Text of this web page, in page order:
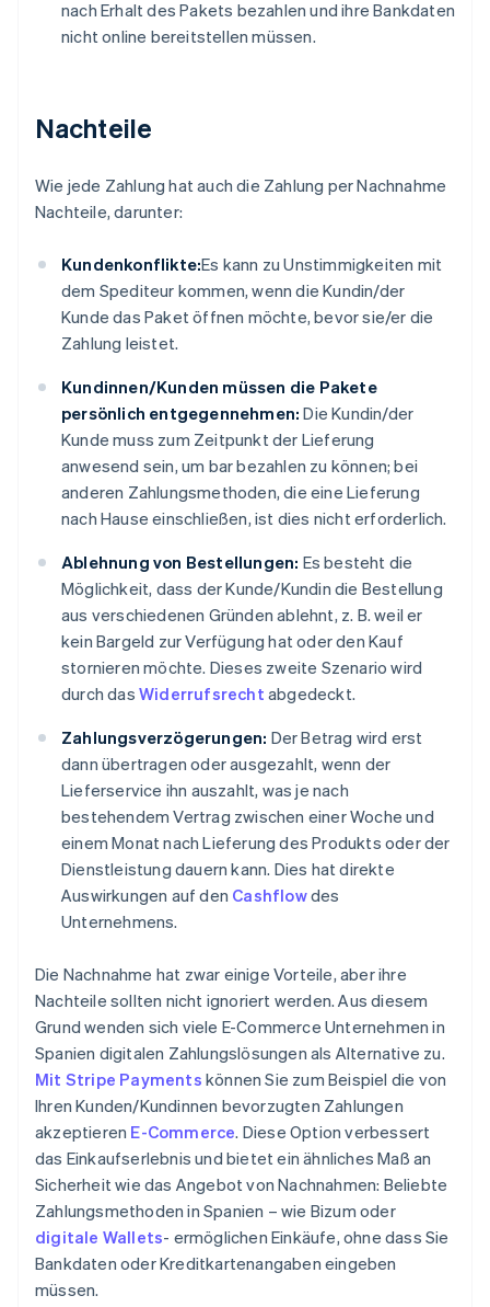
nach Erhalt des Pakets bezahlen und ihre Bankdaten
nicht online bereitstellen müssen.
Nachteile
Wie jede Zahlung hat auch die Zahlung per Nachnahme
Nachteile, darunter:
Kundenkonflikte:Es kann zu Unstimmigkeiten mit
dem Spediteur kommen, wenn die Kundin/der
Kunde das Paket öffnen möchte, bevor sie/er die
Zahlung leistet.
Kundinnen/Kunden müssen die Pakete
persönlich entgegennehmen: Die Kundin/der
Kunde muss zum Zeitpunkt der Lieferung
anwesend sein, um bar bezahlen zu können; bei
anderen Zahlungsmethoden, die eine Lieferung
nach Hause einschließen, ist dies nicht erforderlich.
Ablehnung von Bestellungen: Es besteht die
Möglichkeit, dass der Kunde/Kundin die Bestellung
aus verschiedenen Gründen ablehnt, z. B. weil er
kein Bargeld zur Verfügung hat oder den Kauf
stornieren möchte. Dieses zweite Szenario wird
durch das Widerrufsrecht abgedeckt.
Zahlungsverzögerungen: Der Betrag wird erst
dann übertragen oder ausgezahlt, wenn der
Lieferservice ihn auszahlt, was je nach
bestehendem Vertrag zwischen einer Woche und
einem Monat nach Lieferung des Produkts oder der
Dienstleistung dauern kann. Dies hat direkte
Auswirkungen auf den Cashflowdes
Unternehmens.
Die Nachnahme hat zwar einige Vorteile, aber ihre
Nachteile sollten nicht ignoriert werden. Aus diesem
Grund wenden sich viele E-Commerce Unternehmen in
Spanien digitalen Zahlungslösungen als Alternative zu.
Mit Stripe Payments können Sie zum Beispiel die von
Ihren Kunden/Kundinnen bevorzugten Zahlungen
akzeptieren E-Commerce. Diese Option verbessert
das Einkaufserlebnis und bietet ein ähnliches Maß an
Sicherheit wie das Angebot von Nachnahmen: Beliebte
Zahlungsmethoden in Spanien – wie Bizum oder
digitale Wallets- ermöglichen Einkäufe, ohne dass Sie
Bankdaten oder Kreditkartenangaben eingeben
müssen.